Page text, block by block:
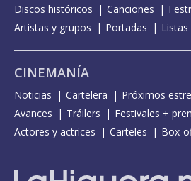
Discos históricos
Canciones
Artistas y grupos
Portadas Listas
CINEMANÍA
Noticias Cartelera Próximos
Avances
Tráilers
Festivales +
Actores y actrices
Carteles Box-